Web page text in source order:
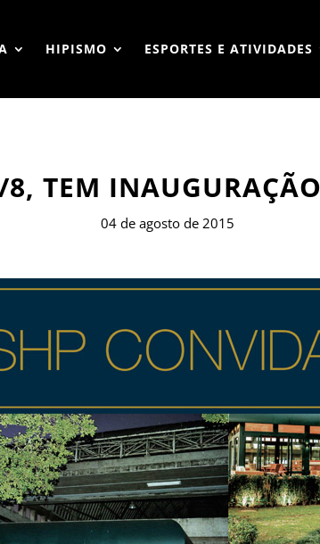
HIPISMO ESPORTES E ATIVIDADES
TEM
04 de agosto de 2015